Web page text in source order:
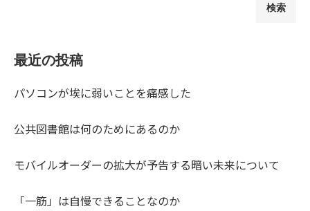
検索
最近の投稿
パソコンが埃に弱いことを痛感した
公共図書館は何のためにあるのか
モバイルオーダーの拡大が予告する暗い未来について
「一筋」は自慢できることなのか